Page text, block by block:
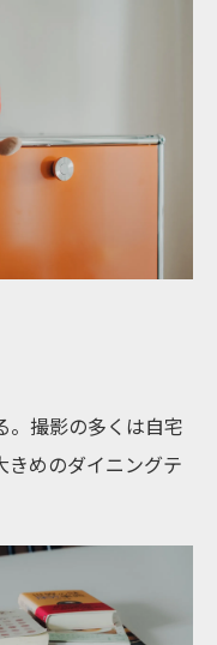
。撮影の多くは自宅
きめのダイニングテ